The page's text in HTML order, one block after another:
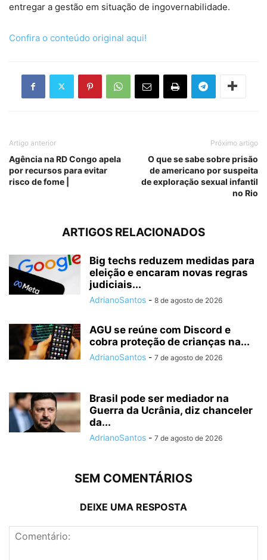
entregar a gestão em situação de ingovernabilidade.
Confira o conteúdo original aqui!
Artigo anterior
Agência na RD Congo apela
por recursos para evitar
risco de fome |
Próximo artigo
O que se sabe sobre prisão
de americano por suspeita
de exploração sexual infantil
no Rio
ARTIGOS RELACIONADOS
Big techs reduzem medidas para
eleição e encaram novas regras
judiciais...
AdrianoSantos - 8 de agosto de 2026
AGU se reúne com Discord e
cobra proteção de crianças na...
AdrianoSantos - 7 de agosto de 2026
Brasil pode ser mediador na
Guerra da Ucrânia, diz chanceler
da...
AdrianoSantos - 7 de agosto de 2026
SEM COMENTÁRIOS
DEIXE UMA RESPOSTA